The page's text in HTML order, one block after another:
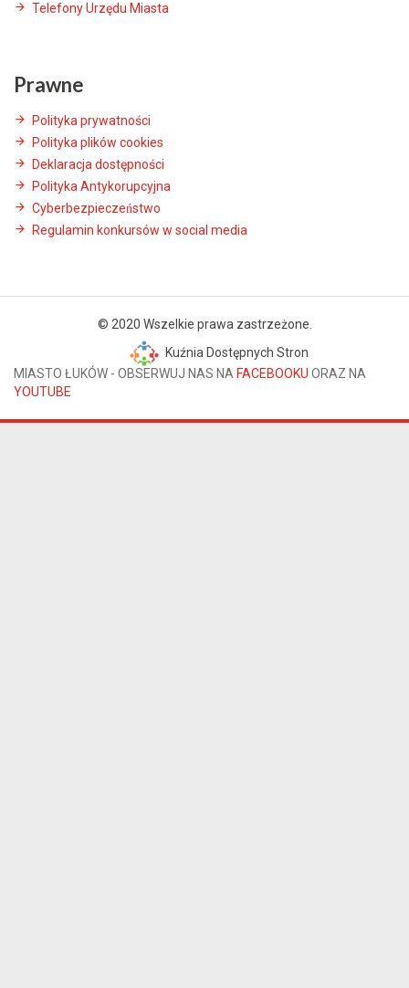
Telefony Urzędu Miasta
Prawne
Polityka prywatności
Polityka plików cookies
Deklaracja dostępności
Polityka Antykorupcyjna
Cyberbezpieczeństwo
Regulamin konkursów w social media
© 2020 Wszelkie prawa zastrzeżone.
Kuźnia Dostępnych Stron
MIASTO ŁUKÓW - OBSERWUJ NAS NA FACEBOOKU ORAZ NA
YOUTUBE